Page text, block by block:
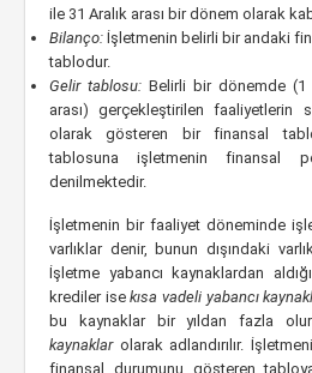
ile 31 Aralık arası bir dönem olarak
Bilanço: İşletmenin belirli bir andaki
tablodur.
Gelir tablosu: Belirli bir dönemde (1
arası) gerçekleştirilen faaliyetlerin
olarak gösteren bir finansal
tablosuna işletmenin finansal
denilmektedir.
İşletmenin bir faaliyet döneminde
varlıklar denir, bunun dışındaki
İşletme yabancı kaynaklardan
krediler isekısa vadeli yabancı
bu kaynaklar bir yıldan fazla
kaynaklar olarak adlandırılır.
finansal durumunu gösteren